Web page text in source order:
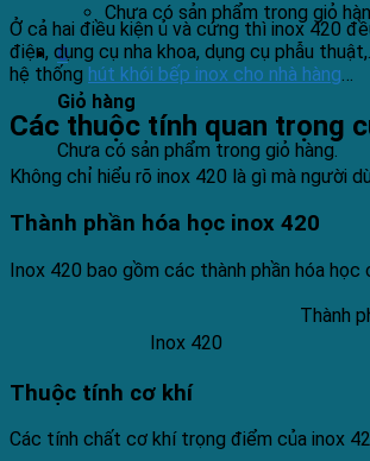
Chưa có sản phẩm trong giỏ
0
Giỏ hàng
Chưa có sản phẩm trong giỏ hàng.
Ở cả hai điều kiện ủ và cứng thì inox 420
điện, dụng cụ nha khoa, dụng cụ phẫu
hệ thống hút khói bếp inox cho nhà hàng
Các thuộc tính quan trọng
Không chỉ hiểu rõ inox 420 là gì mà người
Thành phần hóa học inox 420
Inox 420 bao gồm các thành phần hóa
Thành
Inox 420
Thuộc tính cơ khí
Các tính chất cơ khí trọng điểm của inox